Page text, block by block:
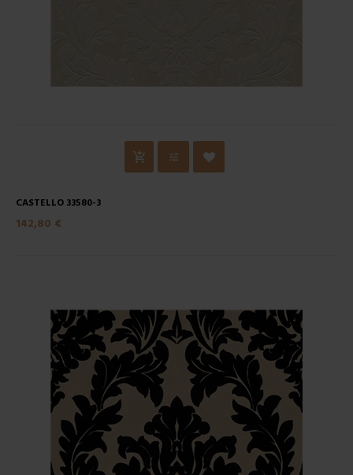
CASTELLO 33580-3
142,80 €